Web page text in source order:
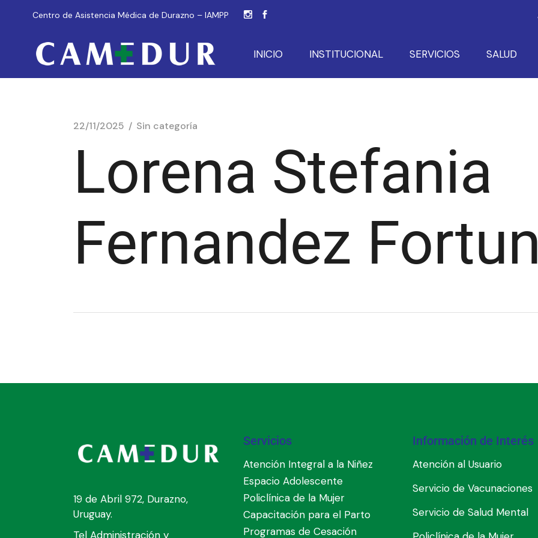
Centro de Asistencia Médica de Durazno – IAMPP
INICIO INSTITUCIONAL SERVICIOS SALUD
22/11/2025 Sin categoría
Lorena Stefania
Fernandez
19 de Abril 972, Durazno,
Uruguay.
Tel Administración y
Servicios
Atención Integral a la Niñez
Espacio Adolescente
Policlínica de la Mujer
Capacitación para el Parto
Programas de Cesación
Información de Interés
Atención al Usuario
Servicio de Vacunaciones
Servicio de Salud Mental